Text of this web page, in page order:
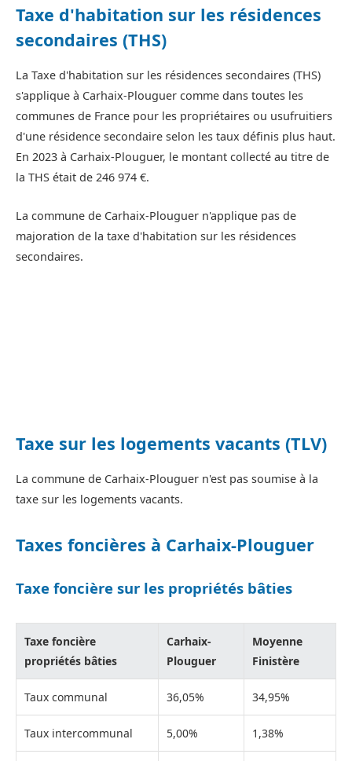
Taxe d'habitation sur les résidences
secondaires (THS)
La Taxe d'habitation sur les résidences secondaires (THS)
s'applique à Carhaix-Plouguer comme dans toutes les
communes de France pour les propriétaires ou usufruitiers
d'une résidence secondaire selon les taux définis plus haut.
En 2023 à Carhaix-Plouguer, le montant collecté au titre de
la THS était de 246 974 €.
La commune de Carhaix-Plouguer n'applique pas de
majoration de la taxe d'habitation sur les résidences
secondaires.
Taxe sur les logements vacants (TLV)
La commune de Carhaix-Plouguer n'est pas soumise à la
taxe sur les logements vacants.
Taxes foncières à Carhaix-Plouguer
Taxe foncière sur les propriétés bâties
Taxe foncière
propriétés bâties
Carhaix-
Plouguer
Moyenne
Finistère
Taux communal 36,05% 34,95%
Taux intercommunal 5,00% 1,38%